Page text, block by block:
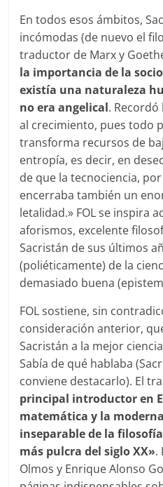
En todos esos ámbitos,
incómodas (de nuevo el
traductor de Marx y
la importancia de la
existía una naturaleza
no era angelical.
al crecimiento, pues todo
transforma recursos de
entropía, es decir, en
de que la tecnociencia,
encerraba también un
letalidad.» FOL se inspira
aforismos, excelente
Sacristán de sus últimos
(poliéticamente) de la
demasiado buena
FOL sostiene, sin
consideración anterior,
Sacristán a la mejor
Sabía de qué hablaba
conviene destacarlo). El
principal introductor en
matemática y la
inseparable de la
más pulcra del siglo XX».
Olmos y Enrique Alonso